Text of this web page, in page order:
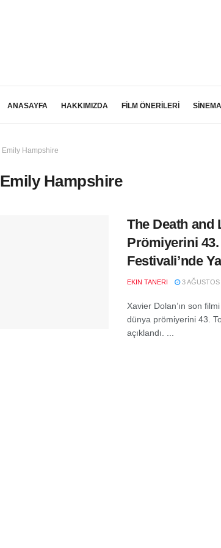
ANASAYFA HAKKIMIZDA FİLM ÖNERİLERİ
Emily Hampshire
Emily Hampshire
The Death and
Prömiyerini
Festivali’nde
EKIN TANERI 3 AĞUSTOS
Xavier Dolan’ın son
dünya prömiyerini 43.
açıklandı. ...